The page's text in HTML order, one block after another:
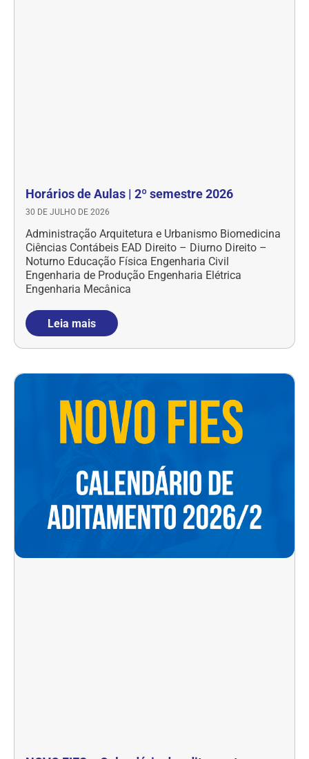
Horários de Aulas | 2º semestre 2026
30 DE JULHO DE 2026
Administração Arquitetura e Urbanismo Biomedicina
Ciências Contábeis EAD Direito – Diurno Direito –
Noturno Educação Física Engenharia Civil
Engenharia de Produção Engenharia Elétrica
Engenharia Mecânica
Leia mais